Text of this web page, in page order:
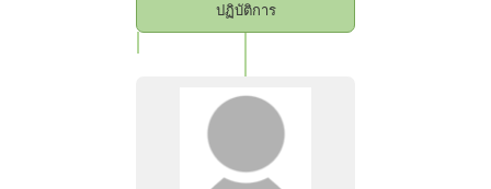
ปฏิบัติการ